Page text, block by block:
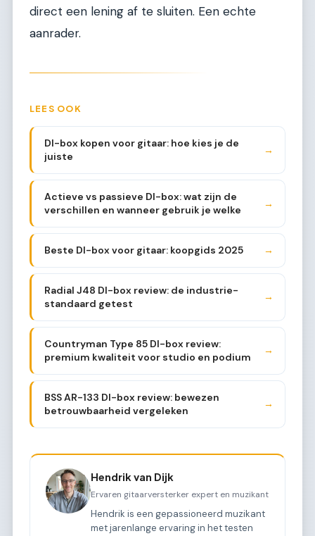
direct een lening af te sluiten. Een echte
aanrader.
LEES OOK
DI-box kopen voor gitaar: hoe kies je de
juiste
→
Actieve vs passieve DI-box: wat zijn de
verschillen en wanneer gebruik je welke
→
Beste DI-box voor gitaar: koopgids 2025 →
Radial J48 DI-box review: de industrie-
standaard getest
→
Countryman Type 85 DI-box review:
premium kwaliteit voor studio en podium
→
BSS AR-133 DI-box review: bewezen
betrouwbaarheid vergeleken
→
Hendrik van Dijk
Ervaren gitaarversterker expert en muzikant
Hendrik is een gepassioneerd muzikant
met jarenlange ervaring in het testen